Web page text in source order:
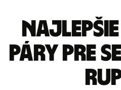
páry pre